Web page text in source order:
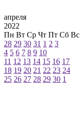
апреля
2022
Пн Вт Ср Чт Пт Сб Вс
28 29 30 31 1 2 3
4 5 6 7 8 9 10
11 12 13 14 15 16 17
18 19 20 21 22 23 24
25 26 27 28 29 30 1